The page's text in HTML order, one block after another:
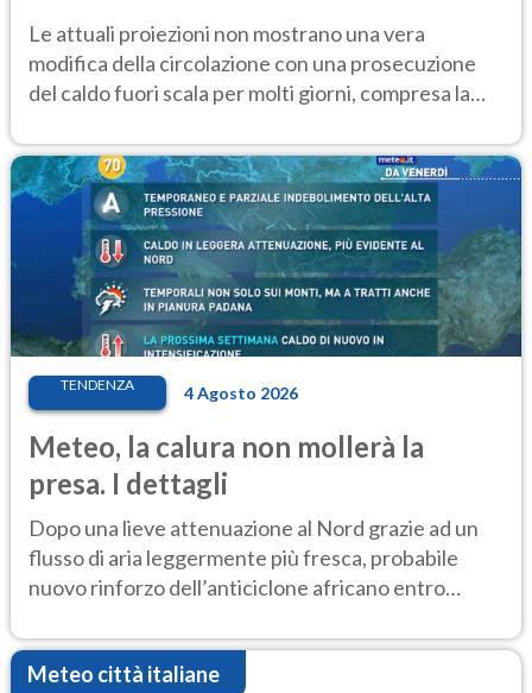
Le attuali proiezioni non mostrano una vera
modifica della circolazione con una prosecuzione
del caldo fuori scala per molti giorni, compresa la
TENDENZA 4 Agosto 2026
Meteo, la calura non mollerà la
presa. I dettagli
Dopo una lieve attenuazione al Nord grazie ad un
flusso di aria leggermente più fresca, probabile
nuovo rinforzo dell’anticiclone africano entro
Meteo città italiane